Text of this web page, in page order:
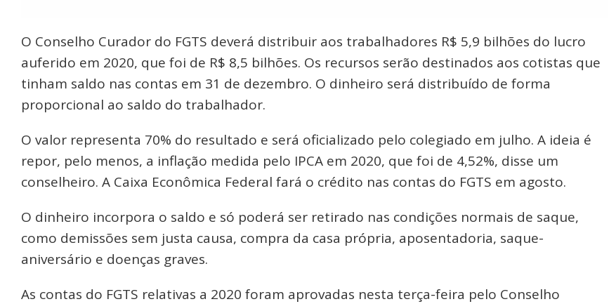
O Conselho Curador do FGTS deverá distribuir aos trabalhadores R$ 5,9 bilhões do lucro
auferido em 2020, que foi de R$ 8,5 bilhões. Os recursos serão destinados aos cotistas que
tinham saldo nas contas em 31 de dezembro. O dinheiro será distribuído de forma
proporcional ao saldo do trabalhador.
O valor representa 70% do resultado e será oficializado pelo colegiado em julho. A ideia é
repor, pelo menos, a inflação medida pelo IPCA em 2020, que foi de 4,52%, disse um
conselheiro. A Caixa Econômica Federal fará o crédito nas contas do FGTS em agosto.
O dinheiro incorpora o saldo e só poderá ser retirado nas condições normais de saque,
como demissões sem justa causa, compra da casa própria, aposentadoria, saque-
aniversário e doenças graves.
As contas do FGTS relativas a 2020 foram aprovadas nesta terça-feira pelo Conselho